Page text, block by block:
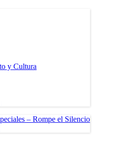
y Cultura
– Rompe el Silencio